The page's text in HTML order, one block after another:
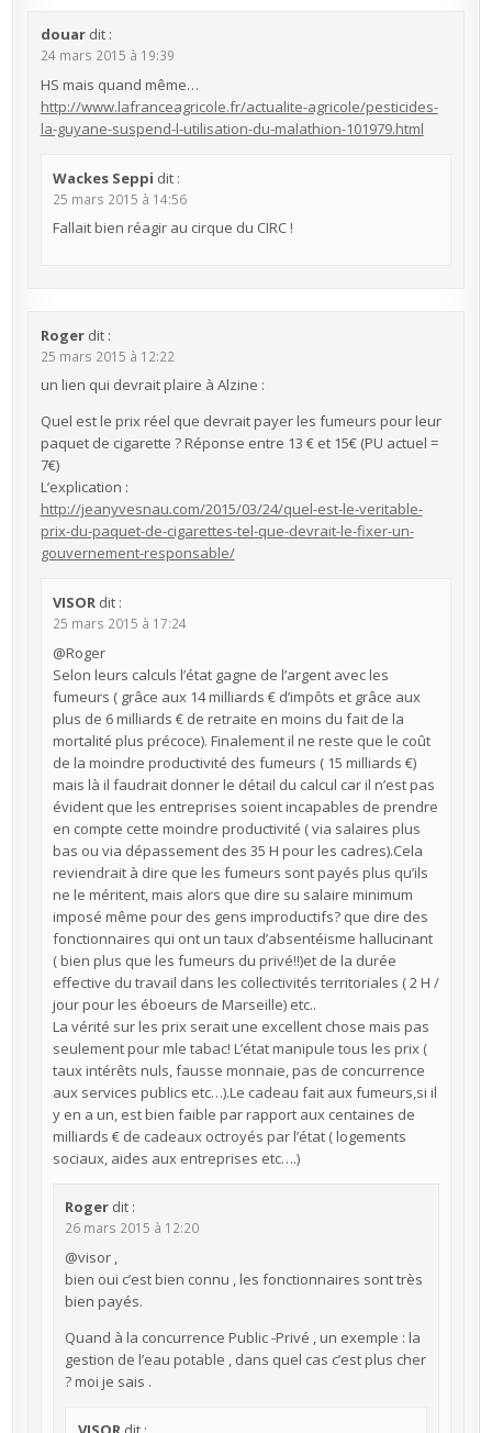
douar dit :
24 mars 2015 à 19:39
HS mais quand même…
http://www.lafranceagricole.fr/actualite-agricole/pesticides-
la-guyane-suspend-l-utilisation-du-malathion-101979.html
Wackes Seppi dit :
25 mars 2015 à 14:56
Fallait bien réagir au cirque du CIRC !
Roger dit :
25 mars 2015 à 12:22
un lien qui devrait plaire à Alzine :
Quel est le prix réel que devrait payer les fumeurs pour leur
paquet de cigarette ? Réponse entre 13 € et 15€ (PU actuel =
7€)
L’explication :
http://jeanyvesnau.com/2015/03/24/quel-est-le-veritable-
prix-du-paquet-de-cigarettes-tel-que-devrait-le-fixer-un-
gouvernement-responsable/
VISOR dit :
25 mars 2015 à 17:24
@Roger
Selon leurs calculs l’état gagne de l’argent avec les
fumeurs ( grâce aux 14 milliards € d’impôts et grâce aux
plus de 6 milliards € de retraite en moins du fait de la
mortalité plus précoce). Finalement il ne reste que le coût
de la moindre productivité des fumeurs ( 15 milliards €)
mais là il faudrait donner le détail du calcul car il n’est pas
évident que les entreprises soient incapables de prendre
en compte cette moindre productivité ( via salaires plus
bas ou via dépassement des 35 H pour les cadres).Cela
reviendrait à dire que les fumeurs sont payés plus qu’ils
ne le méritent, mais alors que dire su salaire minimum
imposé même pour des gens improductifs? que dire des
fonctionnaires qui ont un taux d’absentéisme hallucinant
( bien plus que les fumeurs du privé!!)et de la durée
effective du travail dans les collectivités territoriales ( 2 H /
jour pour les éboeurs de Marseille) etc..
La vérité sur les prix serait une excellent chose mais pas
seulement pour mle tabac! L’état manipule tous les prix (
taux intérêts nuls, fausse monnaie, pas de concurrence
aux services publics etc…).Le cadeau fait aux fumeurs,si il
y en a un, est bien faible par rapport aux centaines de
milliards € de cadeaux octroyés par l’état ( logements
sociaux, aides aux entreprises etc….)
Roger dit :
26 mars 2015 à 12:20
@visor ,
bien oui c’est bien connu , les fonctionnaires sont très
bien payés.
Quand à la concurrence Public -Privé , un exemple : la
gestion de l’eau potable , dans quel cas c’est plus cher
? moi je sais .